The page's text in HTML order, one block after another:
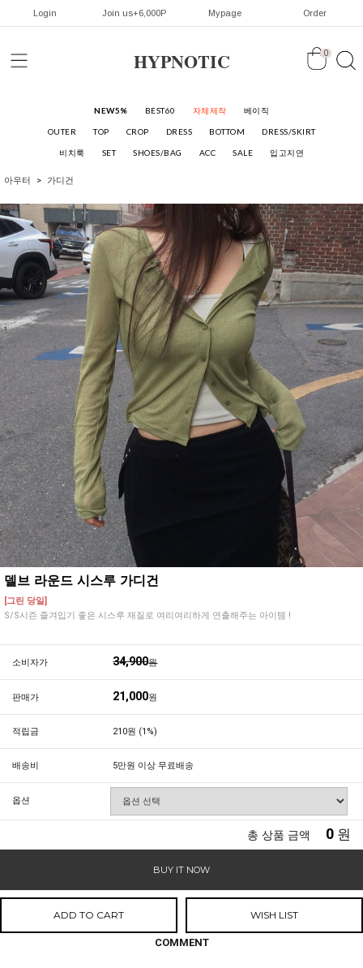
Login Join us+6,000P Mypage Order
HYPNOTIC 0
NEW5% BEST60 자체제작 베이직
OUTER TOP CROP DRESS BOTTOM DRESS/SKIRT
비치룩 SET SHOES/BAG ACC SALE 입고지연
아우터 가디건
델브 라운드 시스루 가디건
[그린 당일]
S/S시즌 즐겨입기 좋은 시스루 재질로 여리여리하게 연출해주는 아이템 !
소비자가 34,900원
판매가 21,000원
적립금 210원 (1%)
배송비 5만원 이상 무료배송
옵션
총 상품 금액 0 원
BUY IT NOW
ADD TO CART WISH LIST
COMMENT